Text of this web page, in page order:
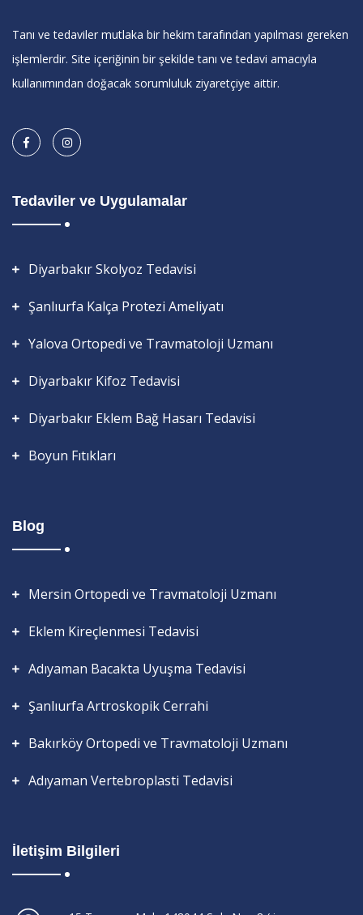
Tanı ve tedaviler mutlaka bir hekim tarafından yapılması gereken
işlemlerdir. Site içeriğinin bir şekilde tanı ve tedavi amacıyla
kullanımından doğacak sorumluluk ziyaretçiye aittir.
Tedaviler ve Uygulamalar
Diyarbakır Skolyoz Tedavisi
Şanlıurfa Kalça Protezi Ameliyatı
Yalova Ortopedi ve Travmatoloji Uzmanı
Diyarbakır Kifoz Tedavisi
Diyarbakır Eklem Bağ Hasarı Tedavisi
Boyun Fıtıkları
Blog
Mersin Ortopedi ve Travmatoloji Uzmanı
Eklem Kireçlenmesi Tedavisi
Adıyaman Bacakta Uyuşma Tedavisi
Şanlıurfa Artroskopik Cerrahi
Bakırköy Ortopedi ve Travmatoloji Uzmanı
Adıyaman Vertebroplasti Tedavisi
İletişim Bilgileri